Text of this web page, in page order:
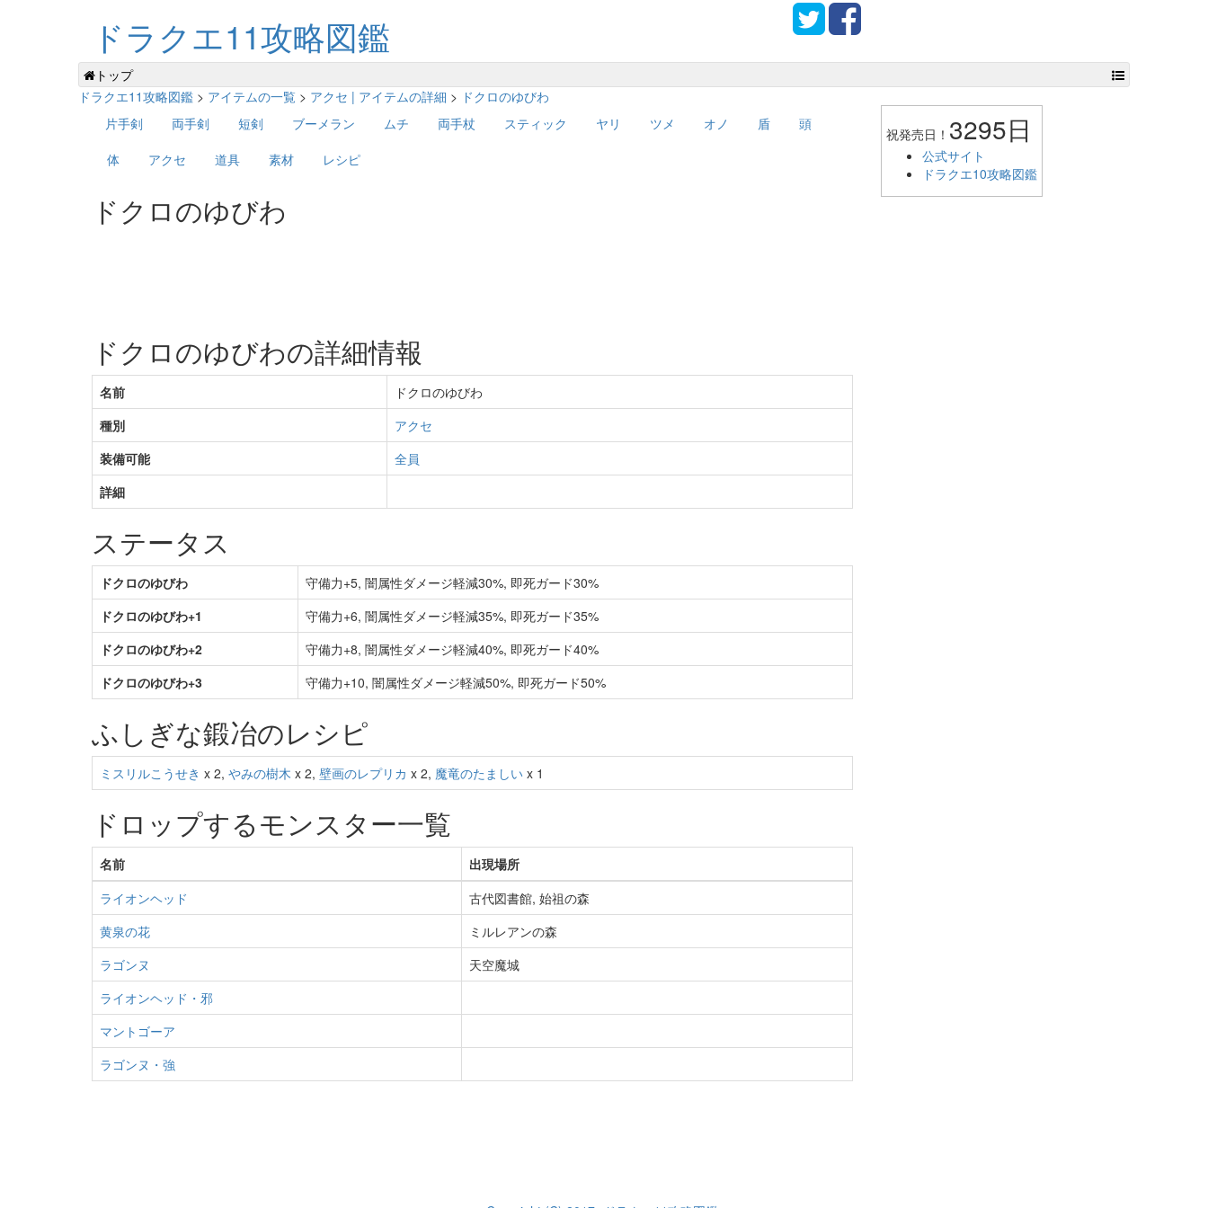
ドラクエ11攻略図鑑
トップ
ドラクエ11攻略図鑑 > アイテムの一覧 > アクセ | アイテムの詳細 > ドクロのゆびわ
片手剣
両手剣 短剣 ブーメラン ムチ 両手杖 スティック ヤリ ツメ オノ 盾
頭
体
アクセ 道具 素材 レシピ
ドクロのゆびわ
ドクロのゆびわの詳細情報
名前
ドクロのゆびわ
種別
アクセ
装備可能
全員
詳細
ステータス
ドクロのゆびわ
守備力+5, 闇属性ダメージ軽減30%, 即死ガード30%
ドクロのゆびわ+1
守備力+6, 闇属性ダメージ軽減35%, 即死ガード35%
ドクロのゆびわ+2
守備力+8, 闇属性ダメージ軽減40%, 即死ガード40%
ドクロのゆびわ+3
守備力+10, 闇属性ダメージ軽減50%, 即死ガード50%
ふしぎな鍛冶のレシピ
ミスリルこうせき x 2, やみの樹木 x 2, 壁画のレプリカ x 2, 魔竜のたましい x 1
ドロップするモンスター一覧
名前
出現場所
ライオンヘッド
古代図書館, 始祖の森
黄泉の花
ミルレアンの森
ラゴンヌ
天空魔城
ライオンヘッド・邪
マントゴーア
ラゴンヌ・強
祝発売日！ 3295日
公式サイト
ドラクエ10攻略図鑑